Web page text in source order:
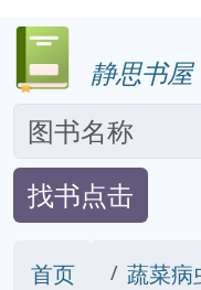
静思书屋
找书点击
首页 蔬菜病